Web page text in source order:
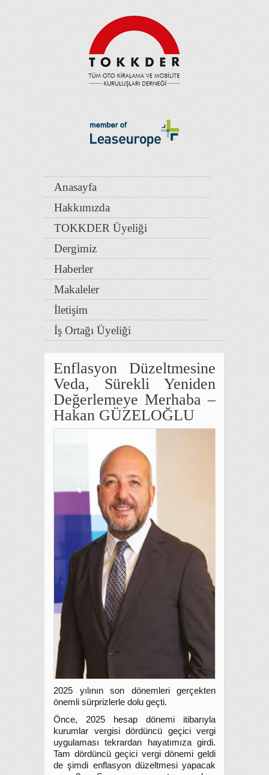
Anasayfa
Hakkımızda
TOKKDER Üyeliği
Dergimiz
Haberler
Makaleler
İletişim
İş Ortağı Üyeliği
Enflasyon Düzeltmesine
Veda, Sürekli Yeniden
Değerlemeye Merhaba –
Hakan GÜZELOĞLU
2025 yılının son dönemleri gerçekten
önemli sürprizlerle dolu geçti.
Önce, 2025 hesap dönemi itibarıyla
kurumlar vergisi dördüncü geçici vergi
uygulaması tekrardan hayatımıza girdi.
Tam dördüncü geçici vergi dönemi geldi
de şimdi enflasyon düzeltmesi yapacak